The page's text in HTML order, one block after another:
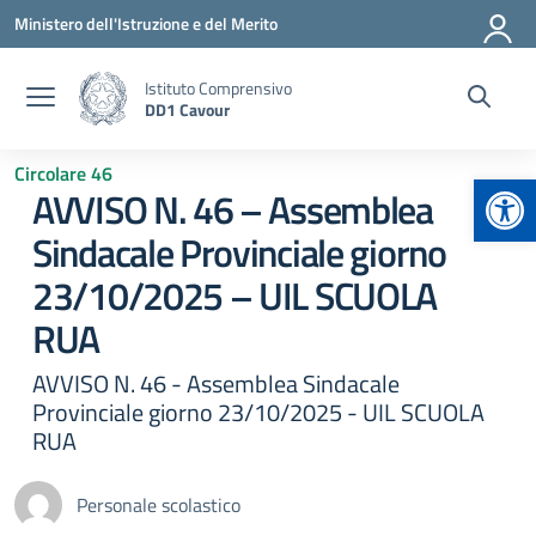
Vai ai contenuti
Vai al menu di navigazione
Vai al footer
Ministero dell'Istruzione e del Merito
Istituto Comprensivo
DD1 Cavour
Circolare 46
AVVISO N. 46 – Assemblea
Sindacale Provinciale giorno
23/10/2025 – UIL SCUOLA
RUA
AVVISO N. 46 - Assemblea Sindacale
Provinciale giorno 23/10/2025 - UIL SCUOLA
RUA
Personale scolastico